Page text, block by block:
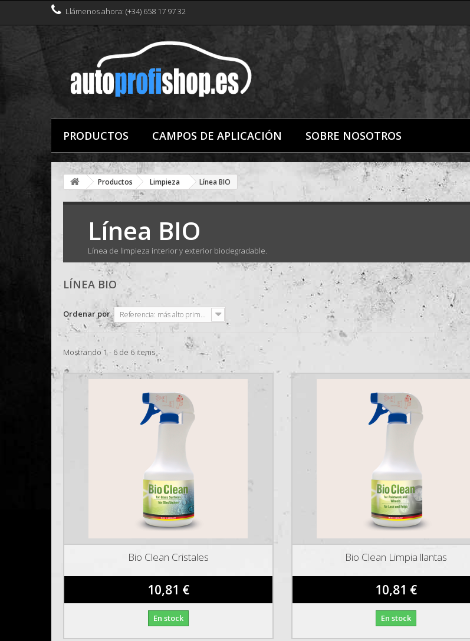
Llámenos ahora: (+34) 658 17 97 32
PRODUCTOS CAMPOS DE APLICACIÓN SOBRE NOSOTROS
Productos Limpieza Línea BIO
Línea BIO
Línea de limpieza interior y exterior biodegradable.
LÍNEA BIO
Ordenar por Referencia: más alto primero
Mostrando 1 - 6 de 6 items
Bio Clean Cristales
10,81 €
En stock
Bio Clean Limpia llantas
10,81 €
En stock